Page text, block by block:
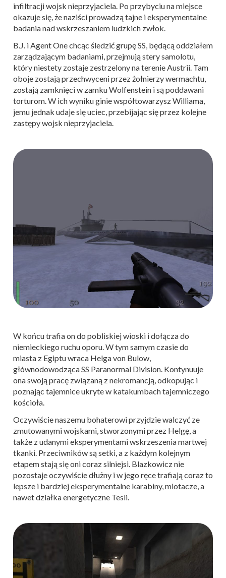
infiltracji wojsk nieprzyjaciela. Po przybyciu na miejsce
okazuje się, że naziści prowadzą tajne i eksperymentalne
badania nad wskrzeszaniem ludzkich zwłok.
B.J. i Agent One chcąc śledzić grupę SS, będącą oddziałem
zarządzającym badaniami, przejmują stery samolotu,
który niestety zostaje zestrzelony na terenie Austrii. Tam
oboje zostają przechwyceni przez żołnierzy wermachtu,
zostają zamknięci w zamku Wolfenstein i są poddawani
torturom. W ich wyniku ginie współtowarzysz Williama,
jemu jednak udaje się uciec, przebijając się przez kolejne
zastępy wojsk nieprzyjaciela.
W końcu trafia on do pobliskiej wioski i dołącza do
niemieckiego ruchu oporu. W tym samym czasie do
miasta z Egiptu wraca Helga von Bulow,
głównodowodząca SS Paranormal Division. Kontynuuje
ona swoją pracę związaną z nekromancją, odkopując i
poznając tajemnice ukryte w katakumbach tajemniczego
kościoła.
Oczywiście naszemu bohaterowi przyjdzie walczyć ze
zmutowanymi wojskami, stworzonymi przez Helgę, a
także z udanymi eksperymentami wskrzeszenia martwej
tkanki. Przeciwników są setki, a z każdym kolejnym
etapem stają się oni coraz silniejsi. Blazkowicz nie
pozostaje oczywiście dłużny i w jego ręce trafiają coraz to
lepsze i bardziej eksperymentalne karabiny, miotacze, a
nawet działka energetyczne Tesli.